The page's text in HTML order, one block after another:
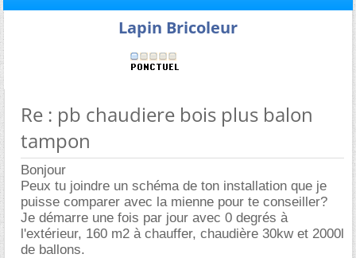
Lapin Bricoleur
Re : pb chaudiere bois plus balon
tampon
Bonjour
Peux tu joindre un schéma de ton installation que je
puisse comparer avec la mienne pour te conseiller?
Je démarre une fois par jour avec 0 degrés à
l'extérieur, 160 m2 à chauffer, chaudière 30kw et 2000l
de ballons.